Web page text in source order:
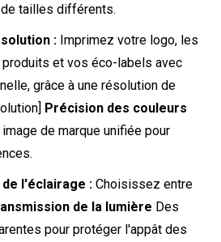
tailles différents.
:Imprimez votre logo, les
et vos éco-labels avec
grâce à une résolution de
Précision des couleurs
de marque unifiée pour
l'éclairage :Choisissez entre
de la lumière Des
pour protéger l'appât des